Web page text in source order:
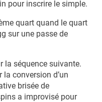
pour inscrire le simple.
quart quand le quart
sur une passe de
la séquence suivante.
conversion d’un
brisée de
a improvisé pour